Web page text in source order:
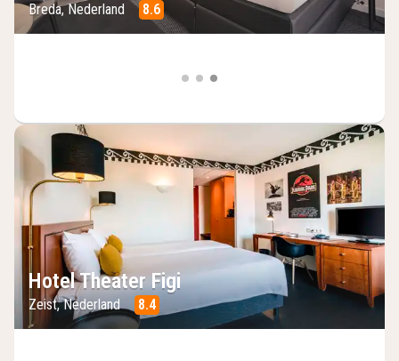
Breda, Nederland 8.6
Hotel Theater Figi
Zeist, Nederland 8.4